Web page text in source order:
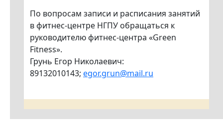
По вопросам записи и расписания занятий
в фитнес-центре НГПУ обращаться к
руководителю фитнес-центра «Green
Fitness».
Грунь Егор Николаевич:
89132010143; egor.grun@mail.ru